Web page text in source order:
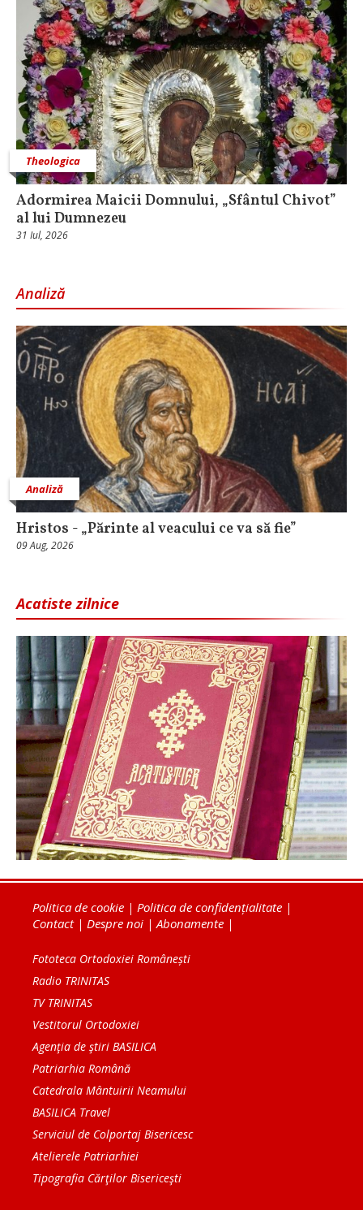
Theologica
Adormirea Maicii Domnului, „Sfântul Chivot”
al lui Dumnezeu
31 Iul, 2026
Analiză
Analiză
Hristos - „Părinte al veacului ce va să fie”
09 Aug, 2026
Acatiste zilnice
Politica de cookie | Politica de confidențialitate |
Contact| Despre noi |Abonamente |
Fototeca Ortodoxiei Românești
Radio TRINITAS
TV TRINITAS
Vestitorul Ortodoxiei
Agenţia de ştiri BASILICA
Patriarhia Română
Catedrala Mântuirii Neamului
BASILICA Travel
Serviciul de Colportaj Bisericesc
Atelierele Patriarhiei
Tipografia Cărţilor Bisericeşti